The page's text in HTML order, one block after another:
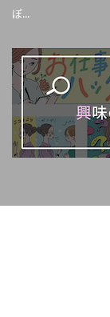
ぽ...